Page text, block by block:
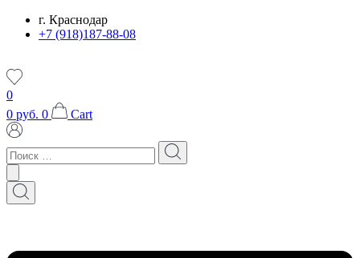
Перейтиг. Краснодар
+7 (918)187-88-08
0
0 руб. 0 Cart